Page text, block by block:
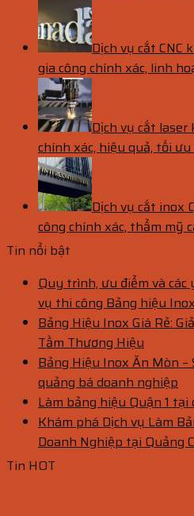
Dịch vụ cắt CNC
gia công chính xác, linh
Dịch vụ cắt laser
chính xác, hiệu quả, tối
Dịch vụ cắt inox
công chính xác, thẩm mỹ
Tin nổi bật
Quy trình, ưu điểm và
vụ thi công Bảng hiệu Inox
Bảng Hiệu Inox Giá Rẻ:
Tầm Thương Hiệu
Bảng Hiệu Inox Ăn Mòn
quảng bá doanh nghiệp
Làm bảng hiệu Quận 1
Khám phá Dịch vụ Làm
Doanh Nghiệp tại Quảng
Tin HOT